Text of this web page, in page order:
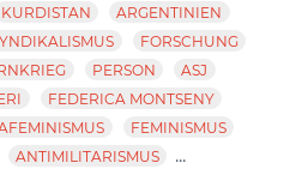
KURDISTAN
ARGENTINIEN
FORSCHUNG
PERSON
ASJ
FEDERICA MONTSENY
FEMINISMUS
ANTIMILITARISMUS ...